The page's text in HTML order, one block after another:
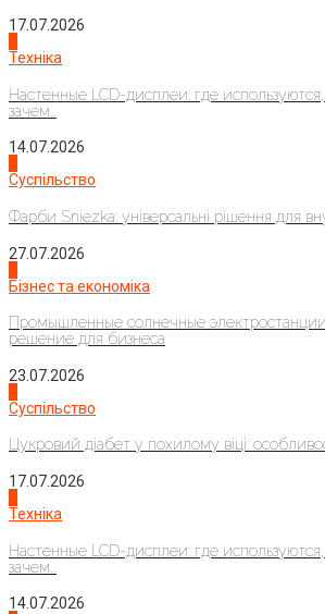
17.07.2026
Техніка
Настенные LCD-дисплеи: где
зачем...
14.07.2026
Суспільство
Фарби Sniezka: універсальні рішення для
27.07.2026
Бізнес та економіка
Промышленные солнечные
решение для бизнеса
23.07.2026
Суспільство
Цукровий діабет у похилому віці:
17.07.2026
Техніка
Настенные LCD-дисплеи: где
зачем...
14.07.2026